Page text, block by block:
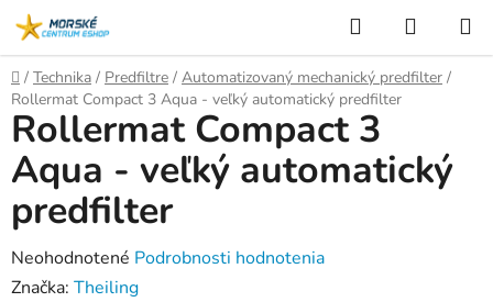
Prejsť
na
obsah
Hľadať
KOŠÍK
Domov
/ Technika / Predfiltre / Automatizovaný mechanický predfilter /
Rollermat Compact 3 Aqua - veľký automatický predfilter
Rollermat Compact 3
Aqua - veľký automatický
predfilter
Priemerné
hodnotenie
Neohodnotené Podrobnosti hodnotenia
Značka: Theiling